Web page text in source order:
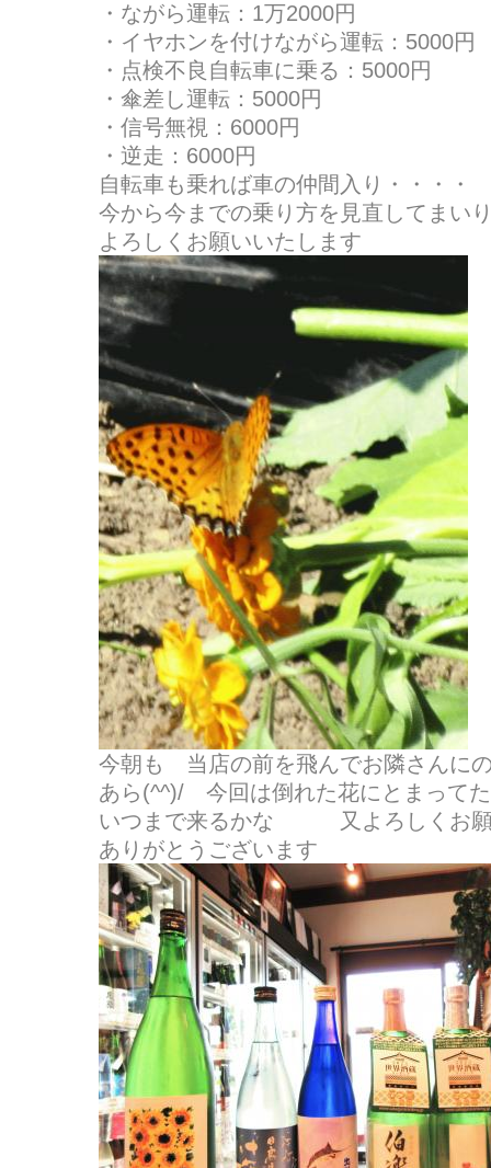
・ながら運転：1万2000円
・イヤホンを付けながら運転：5000円
・点検不良自転車に乗る：5000円
・傘差し運転：5000円
・信号無視：6000円
・逆走：6000円
自転車も乗れば車の仲間入り・・・・
今から今までの乗り方を見直してまい
よろしくお願いいたします
今朝も 当店の前を飛んでお隣さんに
あら(^^)/ 今回は倒れた花にとまってた
いつまで来るかな 又よろしくお願
ありがとうございます